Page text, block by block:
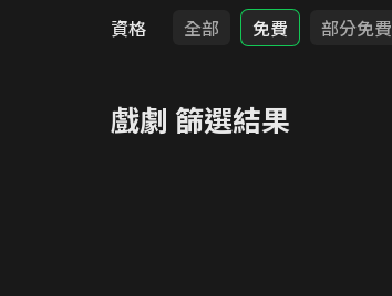
資格
全部 免費 部分免費
戲劇 篩選結果